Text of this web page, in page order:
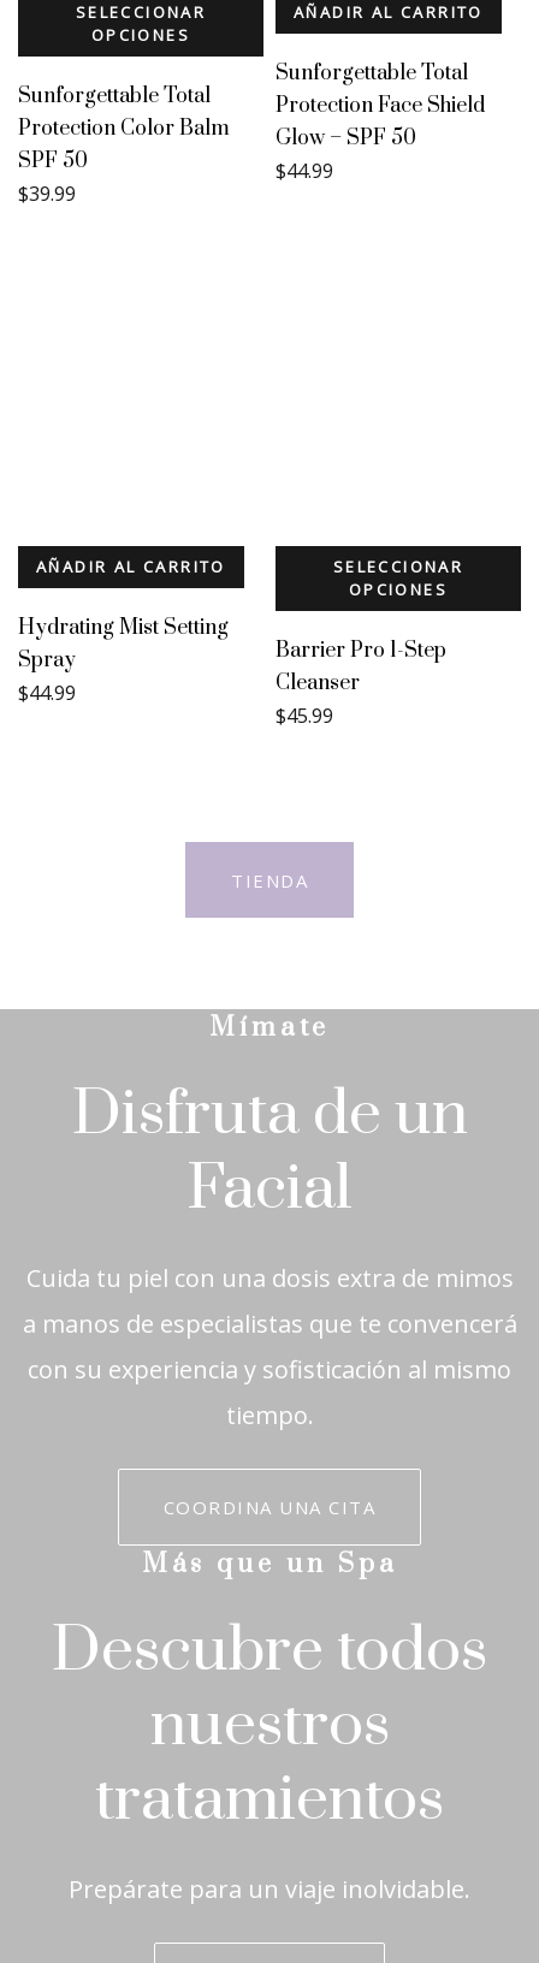
SELECCIONAR
OPCIONES
Sunforgettable Total
Protection Color Balm
SPF 50
$39.99
AÑADIR AL CARRITO
Sunforgettable Total
Protection Face Shield
Glow – SPF 50
$44.99
AÑADIR AL CARRITO
Hydrating Mist Setting
Spray
$44.99
SELECCIONAR
OPCIONES
Barrier Pro 1-Step
Cleanser
$45.99
TIENDA
Mímate
Disfruta de un
Facial
Cuida tu piel con una dosis extra de mimos
a manos de especialistas que te convencerá
con su experiencia y sofisticación al mismo
tiempo.
COORDINA UNA CITA
Más que un Spa
Descubre todos
nuestros
tratamientos
Prepárate para un viaje inolvidable.